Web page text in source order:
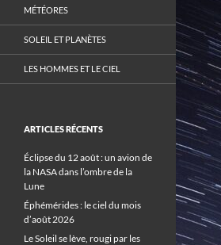
MÉTÉORES
SOLEIL ET PLANÈTES
LES HOMMES ET LE CIEL
ARTICLES RÉCENTS
Éclipse du 12 août : un avion de
la NASA dans l’ombre de la
Lune
Éphémérides : le ciel du mois
d’août 2026
Le Soleil se lève, rougi par les